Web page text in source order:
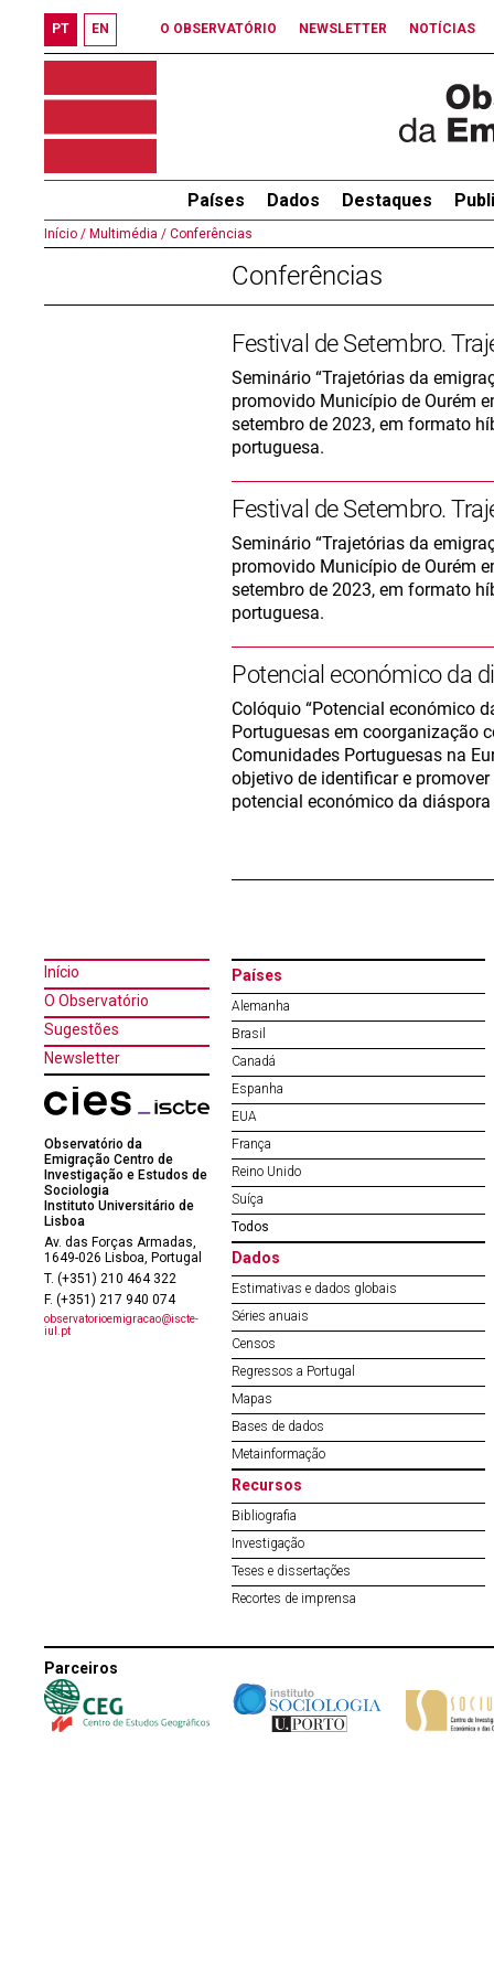
PT EN O OBSERVATÓRIO NEWSLETTER NOTÍCIAS
Países Dados Destaques
Início / Multimédia / Conferências
Conferências
Festival de Setembro.
Seminário “Trajetórias da
promovido Município de Ourém
setembro de 2023, em formato
portuguesa.
Festival de Setembro.
Seminário “Trajetórias da
promovido Município de Ourém
setembro de 2023, em formato
portuguesa.
Potencial económico da
Colóquio “Potencial económico
Portuguesas em coorganização
Comunidades Portuguesas na
objetivo de identificar e
potencial económico da
Início
O Observatório
Sugestões
Newsletter
Observatório da
Emigração Centro de
Investigação e Estudos de
Sociologia
Instituto Universitário de
Lisboa
Av. das Forças Armadas,
1649-026 Lisboa, Portugal
T. (+351) 210 464 322
F. (+351) 217 940 074
observatorioemigracao@iscte-
iul.pt
Países
Alemanha
Brasil
Canadá
Espanha
EUA
França
Reino Unido
Suíça
Todos
Dados
Estimativas e dados globais
Séries anuais
Censos
Regressos a Portugal
Mapas
Bases de dados
Metainformação
Recursos
Bibliografia
Investigação
Teses e dissertações
Recortes de imprensa
Parceiros